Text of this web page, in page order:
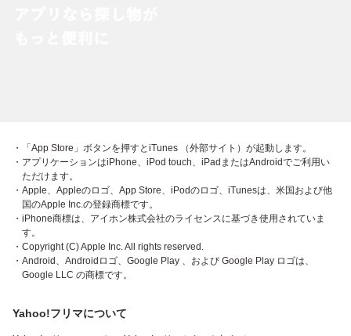
・「App Store」ボタンを押すとiTunes （外部サイト）が起動します。
・アプリケーションはiPhone、iPod touch、iPadまたはAndroidでご利用い
ただけます。
・Apple、Appleのロゴ、App Store、iPodのロゴ、iTunesは、米国および他
国のApple Inc.の登録商標です。
・iPhone商標は、アイホン株式会社のライセンスに基づき使用されていま
す。
・Copyright (C) Apple Inc. All rights reserved.
・Android、Androidロゴ、Google Play 、および Google Play ロゴは、
Google LLC の商標です。
Yahoo!フリマについて